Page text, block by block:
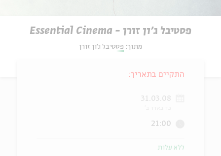
פסטיבל ג'ון זורן - Essential Cinema
מתוך: פסטיבל ג'ון זורן
התקיים בתאריך:
31.03.08
21:00
ללא עלות